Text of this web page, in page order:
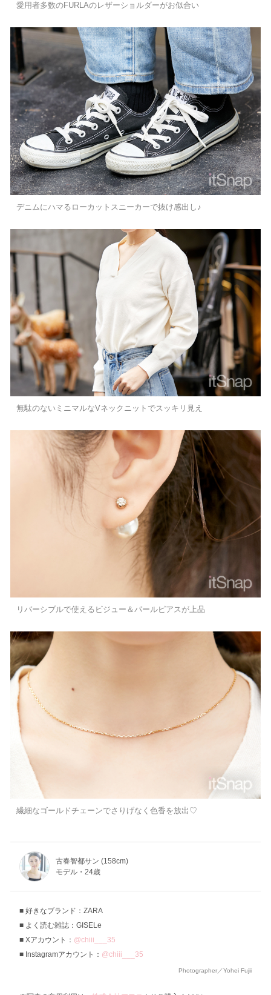
愛用者多数のFURLAのレザーショルダーがお似合い
デニムにハマるローカットスニーカーで抜け感出し♪
無駄のないミニマルなVネックニットでスッキリ見え
リバーシブルで使えるビジュー＆パールピアスが上品
繊細なゴールドチェーンでさりげなく色香を放出♡
古春智都サン (158cm)
モデル・24歳
好きなブランド：ZARA
よく読む雑誌：GISELe
Xアカウント： @chiii___35
Instagramアカウント： @chiii___35
Photographer／Yohei Fujii